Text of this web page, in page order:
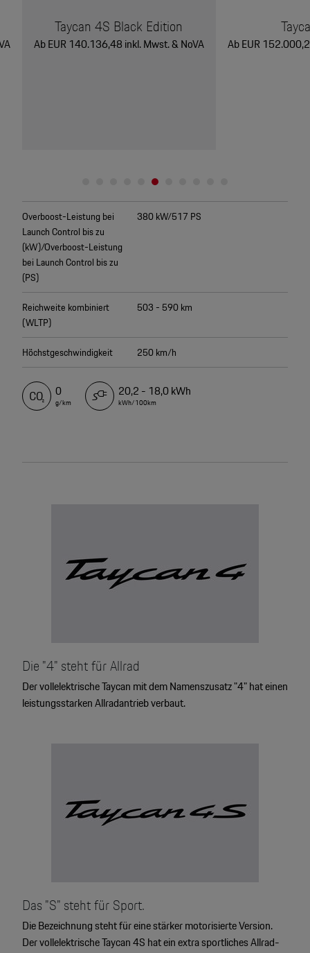
Taycan 4S Black Edition
Ab EUR 140.136,48 inkl. Mwst. & NoVA Ab EUR
380 kW/517 PS
Overboost-Leistung bei
Launch Control bis zu
(kW)/Overboost-Leistung
bei Launch Control bis zu
(PS)
503 - 590 km
Reichweite kombiniert
(WLTP)
250 km/h
Höchstgeschwindigkeit
0
g/km
20,2 - 18,0 kWh
kWh/100km
Die "4" steht für Allrad
Der vollelektrische Taycan mit dem Namenszusatz "4" hat einen
leistungsstarken Allradantrieb verbaut.
Das "S" steht für Sport.
Die Bezeichnung steht für eine stärker motorisierte Version.
Der vollelektrische Taycan 4S hat ein extra sportliches Allrad-